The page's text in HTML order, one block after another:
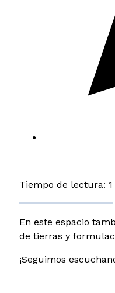
Tiempo de lectura:
En este espacio
de tierras y
¡Seguimos